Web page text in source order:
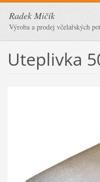
Radek Mičík
Výroba a prodej včelařských
Uteplivka